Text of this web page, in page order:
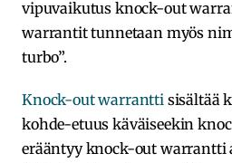
vipuvaikutus knock-out
warrantit tunnetaan myös
turbo”.
Knock-out warranttisisältää
kohde-etuus käväiseekin
erääntyy knock-out warrantti